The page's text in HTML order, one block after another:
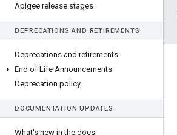
Apigee release stages
DEPRECATIONS AND RETIREMENTS
Deprecations and retirements
End of Life Announcements
Deprecation policy
DOCUMENTATION UPDATES
What's new in the docs
À propos d'Apigee
We're part of Google